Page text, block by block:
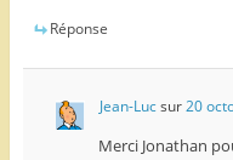
Réponse
Jean-Lucsur20
Merci Jonathan